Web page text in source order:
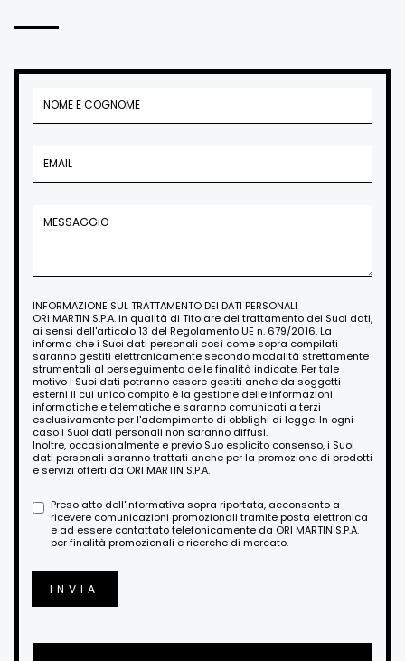
INFORMAZIONE SUL TRATTAMENTO DEI DATI PERSONALI
ORI MARTIN S.P.A. in qualità di Titolare del trattamento dei Suoi dati,
ai sensi dell'articolo 13 del Regolamento UE n. 679/2016, La
informa che i Suoi dati personali così come sopra compilati
saranno gestiti elettronicamente secondo modalità strettamente
strumentali al perseguimento delle finalità indicate. Per tale
motivo i Suoi dati potranno essere gestiti anche da soggetti
esterni il cui unico compito è la gestione delle informazioni
informatiche e telematiche e saranno comunicati a terzi
esclusivamente per l'adempimento di obblighi di legge. In ogni
caso i Suoi dati personali non saranno diffusi.
Inoltre, occasionalmente e previo Suo esplicito consenso, i Suoi
dati personali saranno trattati anche per la promozione di prodotti
e servizi offerti da ORI MARTIN S.P.A.
Preso atto dell'informativa sopra riportata, acconsento a
ricevere comunicazioni promozionali tramite posta elettronica
e ad essere contattato telefonicamente da ORI MARTIN S.P.A.
per finalità promozionali e ricerche di mercato.
INVIA